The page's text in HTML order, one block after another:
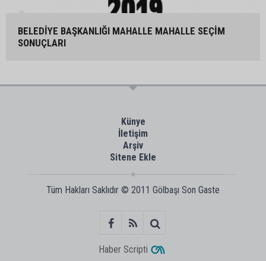
BELEDİYE BAŞKANLIĞI MAHALLE MAHALLE SEÇİM
SONUÇLARI
Künye
İletişim
Arşiv
Sitene Ekle
Tüm Hakları Saklıdır © 2011 Gölbaşı Son Gaste
Haber Scripti